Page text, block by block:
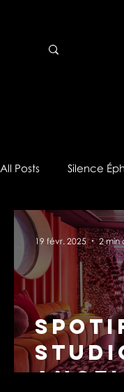
All Posts Silence
Analyses & Tips
19 févr. 2025 2 min